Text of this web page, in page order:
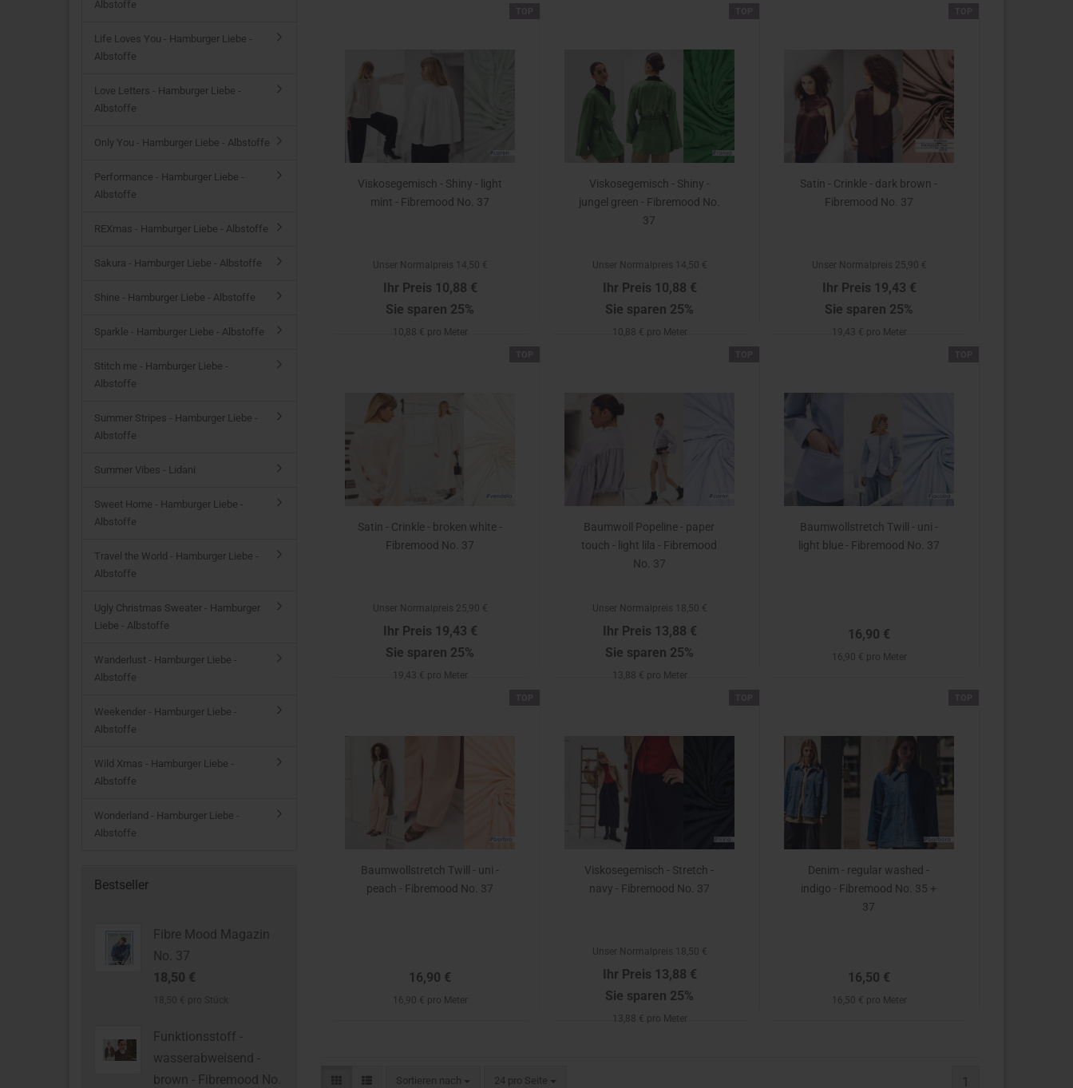
Viskosegemisch - Shiny - light
mint - Fibremood No. 37
Unser Normalpreis 14,50 €
Ihr Preis 10,88 €
Sie sparen 25%
10,88 € pro Meter
Viskosegemisch - Shiny -
jungel green - Fibremood No.
37
Unser Normalpreis 14,50 €
Ihr Preis 10,88 €
Sie sparen 25%
10,88 € pro Meter
Satin - Crinkle - dark brown -
Fibremood No. 37
Unser Normalpreis 25,90 €
Ihr Preis 19,43 €
Sie sparen 25%
19,43 € pro Meter
Satin - Crinkle - broken white -
Fibremood No. 37
Unser Normalpreis 25,90 €
Ihr Preis 19,43 €
Sie sparen 25%
19,43 € pro Meter
Baumwoll Popeline - paper
touch - light lila - Fibremood
No. 37
Unser Normalpreis 18,50 €
Ihr Preis 13,88 €
Sie sparen 25%
13,88 € pro Meter
Baumwollstretch Twill - uni -
light blue - Fibremood No. 37
16,90 €
16,90 € pro Meter
Baumwollstretch Twill - uni -
peach - Fibremood No. 37
16,90 €
16,90 € pro Meter
Viskosegemisch - Stretch -
navy - Fibremood No. 37
Unser Normalpreis 18,50 €
Ihr Preis 13,88 €
Sie sparen 25%
13,88 € pro Meter
Denim - regular washed -
indigo - Fibremood No. 35 +
37
16,50 €
16,50 € pro Meter
Sortieren nach 24 pro Seite 1
Albstoffe
Life Loves You - Hamburger Liebe -
Albstoffe
Love Letters - Hamburger Liebe -
Albstoffe
Only You - Hamburger Liebe - Albstoffe
Performance - Hamburger Liebe -
Albstoffe
REXmas - Hamburger Liebe - Albstoffe
Sakura - Hamburger Liebe - Albstoffe
Shine - Hamburger Liebe - Albstoffe
Sparkle - Hamburger Liebe - Albstoffe
Stitch me - Hamburger Liebe -
Albstoffe
Summer Stripes - Hamburger Liebe -
Albstoffe
Summer Vibes - Lidani
Sweet Home - Hamburger Liebe -
Albstoffe
Travel the World - Hamburger Liebe -
Albstoffe
Ugly Christmas Sweater - Hamburger
Liebe - Albstoffe
Wanderlust - Hamburger Liebe -
Albstoffe
Weekender - Hamburger Liebe -
Albstoffe
Wild Xmas - Hamburger Liebe -
Albstoffe
Wonderland - Hamburger Liebe -
Albstoffe
Bestseller
Fibre Mood Magazin
No. 37
18,50 €
Funktionsstoff -
wasserabweisend -
brown - Fibremood No.